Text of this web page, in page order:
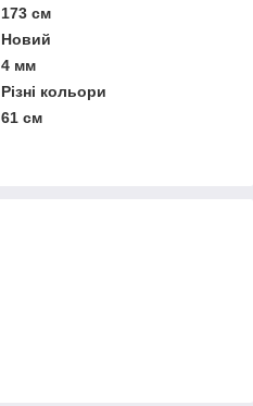
173 см
Новий
4 мм
Різні кольори
61 см